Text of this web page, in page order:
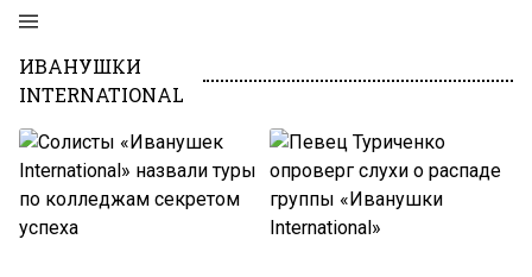
ИВАНУШКИ
INTERNATIONAL